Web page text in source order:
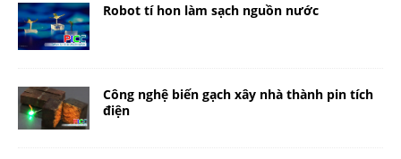
Robot tí hon làm sạch nguồn nước
Công nghệ biến gạch xây nhà thành pin tích
điện